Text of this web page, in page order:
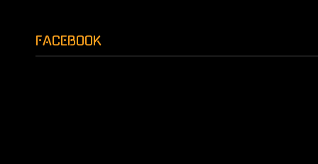
ン
FACEBOOK